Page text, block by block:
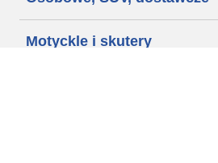
Motyckle i skutery